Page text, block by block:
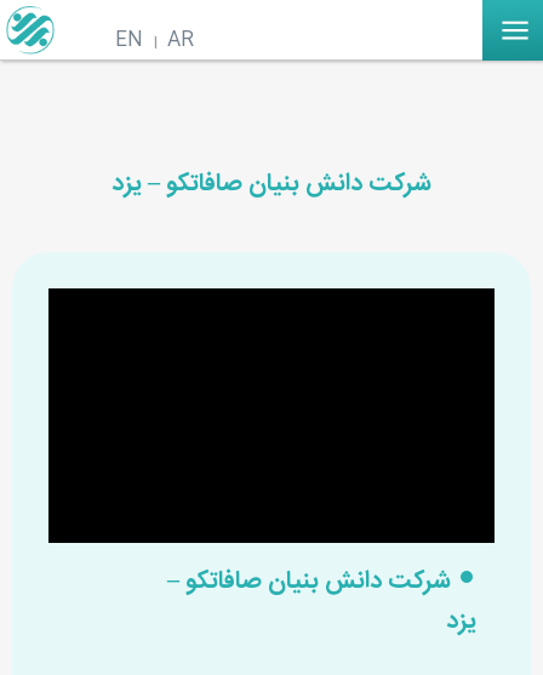
AR
EN
شرکت دانش بنیان صافاتکو – یزد
شرکت دانش بنیان صافاتکو –
یزد